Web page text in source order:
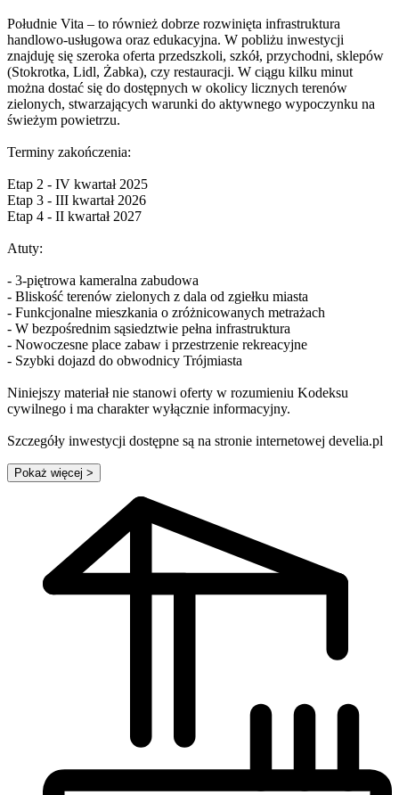
Południe Vita – to również dobrze rozwinięta infrastruktura
handlowo-usługowa oraz edukacyjna. W pobliżu inwestycji
znajduję się szeroka oferta przedszkoli, szkół, przychodni, sklepów
(Stokrotka, Lidl, Żabka), czy restauracji. W ciągu kilku minut
można dostać się do dostępnych w okolicy licznych terenów
zielonych, stwarzających warunki do aktywnego wypoczynku na
świeżym powietrzu.
Terminy zakończenia:
Etap 2 - IV kwartał 2025
Etap 3 - III kwartał 2026
Etap 4 - II kwartał 2027
Atuty:
- 3-piętrowa kameralna zabudowa
- Bliskość terenów zielonych z dala od zgiełku miasta
- Funkcjonalne mieszkania o zróżnicowanych metrażach
- W bezpośrednim sąsiedztwie pełna infrastruktura
- Nowoczesne place zabaw i przestrzenie rekreacyjne
- Szybki dojazd do obwodnicy Trójmiasta
Niniejszy materiał nie stanowi oferty w rozumieniu Kodeksu
cywilnego i ma charakter wyłącznie informacyjny.
Szczegóły inwestycji dostępne są na stronie internetowej develia.pl
Pokaż więcej >